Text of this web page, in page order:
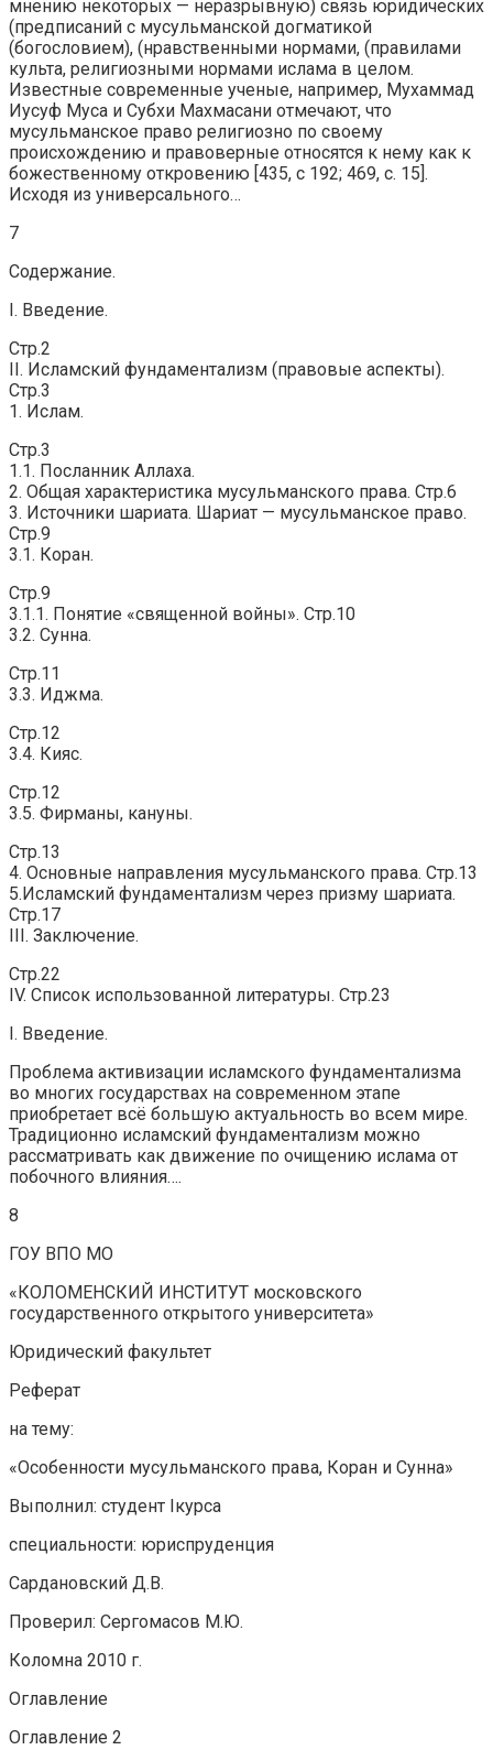
мнению некоторых — неразрывную) связь юридических
(предписаний с мусульманской догматикой
(богословием), (нравственными нормами, (правилами
культа, религиозными нормами ислама в целом.
Известные современные ученые, например, Мухаммад
Иусуф Муса и Субхи Махмасани отмечают, что
мусульманское право религиозно по своему
происхождению и правоверные относятся к нему как к
божественному откровению [435, с 192; 469, с. 15].
Исходя из универсального…
7
Содержание.
I. Введение.
Стр.2
II. Исламский фундаментализм (правовые аспекты).
Стр.3
1. Ислам.
Стр.3
1.1. Посланник Аллаха.
2. Общая характеристика мусульманского права. Стр.6
3. Источники шариата. Шариат — мусульманское право.
Стр.9
3.1. Коран.
Стр.9
3.1.1. Понятие «священной войны». Стр.10
3.2. Сунна.
Стр.11
3.3. Иджма.
Стр.12
3.4. Кияс.
Стр.12
3.5. Фирманы, кануны.
Стр.13
4. Основные направления мусульманского права. Стр.13
5.Исламский фундаментализм через призму шариата.
Стр.17
III. Заключение.
Стр.22
IV. Список использованной литературы. Стр.23
I. Введение.
Проблема активизации исламского фундаментализма
во многих государствах на современном этапе
приобретает всё большую актуальность во всем мире.
Традиционно исламский фундаментализм можно
рассматривать как движение по очищению ислама от
побочного влияния….
8
ГОУ ВПО МО
«КОЛОМЕНСКИЙ ИНСТИТУТ московского
государственного открытого университета»
Юридический факультет
Реферат
на тему:
«Особенности мусульманского права, Коран и Сунна»
Выполнил: студент Iкурса
специальности: юриспруденция
Сардановский Д.В.
Проверил: Сергомасов М.Ю.
Коломна 2010 г.
Оглавление
Оглавление 2